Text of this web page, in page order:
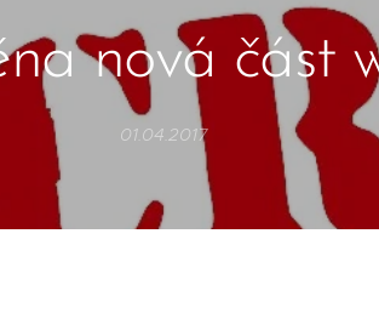
nová část
01.04.2017